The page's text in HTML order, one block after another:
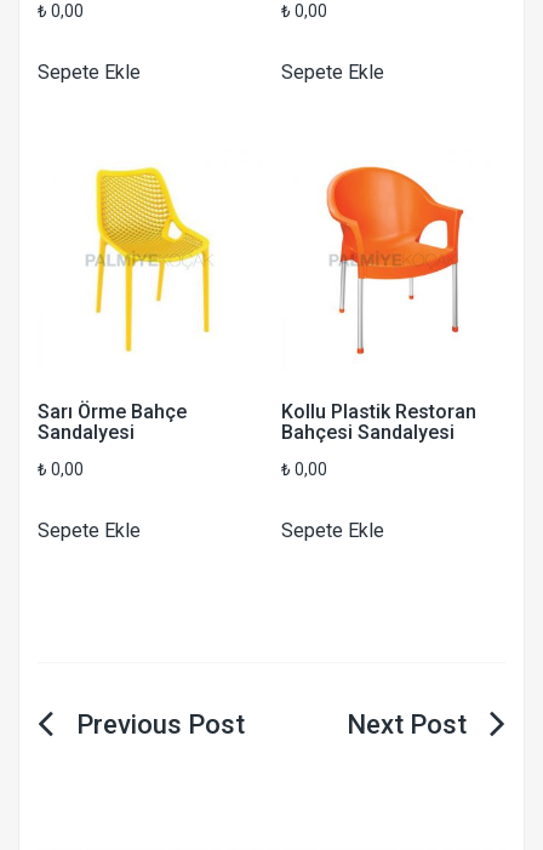
₺ 0,00
Sepete Ekle
₺ 0,00
Sepete Ekle
Sarı Örme Bahçe
Sandalyesi
₺ 0,00
Sepete Ekle
Kollu Plastik Restoran
Bahçesi Sandalyesi
₺ 0,00
Sepete Ekle
Yazı